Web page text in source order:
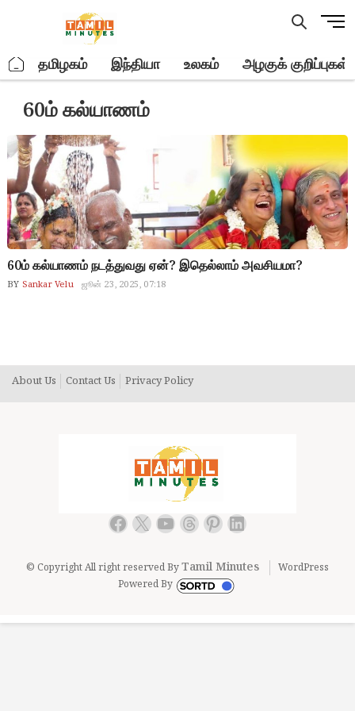
M
u
o
n
. தமிழகம் இந்தியா உலகம் அழகுக் குறிப்புகள்
60ம் கல்யாணம்
60ம் கல்யாணம் நடத்துவது ஏன்? இதெல்லாம் அவசியமா?
BY Sankar Velu ஜூன் 23, 2025, 07:18
About Us Contact Us Privacy Policy
Facebook
X YouTube
Threads
Pinterest
LinkedIn
© Copyright All right reserved ByTamil Minutes
WordPress
Powered By